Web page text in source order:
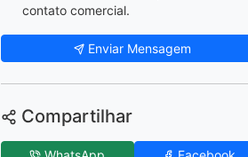
contato comercial.
Enviar Mensagem
Compartilhar